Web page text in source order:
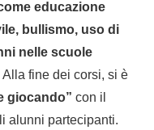
educazione
bullismo, uso di
nelle scuole
Alla fine dei corsi, si è
giocando” con il
alunni partecipanti.